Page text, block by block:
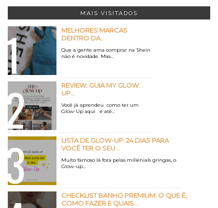
MAIS VISITADOS
MELHORES MARCAS
DENTRO DA...
Que a gente ama comprar na Shein
não é novidade. Mas...
REVIEW: GUIA MY GLOW
UP...
Você já aprendeu como ter um
Glow-Up aqui e até...
LISTA DE GLOW-UP: 24 DIAS PARA
VOCÊ TER O SEU...
Muito famoso lá fora pelas millenials gringas, o
Glow-up...
CHECKLIST BANHO PREMIUM: O QUE É,
COMO FAZER E QUAIS...